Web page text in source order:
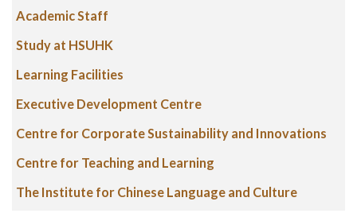
Academic Staff
Study at HSUHK
Learning Facilities
Executive Development Centre
Centre for Corporate Sustainability and Innovations
Centre for Teaching and Learning
The Institute for Chinese Language and Culture